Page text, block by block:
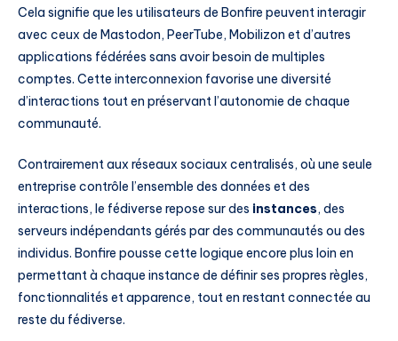
Cela signifie que les utilisateurs de Bonfire peuvent interagir
avec ceux de Mastodon, PeerTube, Mobilizon et d’autres
applications fédérées sans avoir besoin de multiples
comptes. Cette interconnexion favorise une diversité
d’interactions tout en préservant l’autonomie de chaque
communauté.
Contrairement aux réseaux sociaux centralisés, où une seule
entreprise contrôle l’ensemble des données et des
interactions, le fédiverse repose sur des instances, des
serveurs indépendants gérés par des communautés ou des
individus. Bonfire pousse cette logique encore plus loin en
permettant à chaque instance de définir ses propres règles,
fonctionnalités et apparence, tout en restant connectée au
reste du fédiverse.